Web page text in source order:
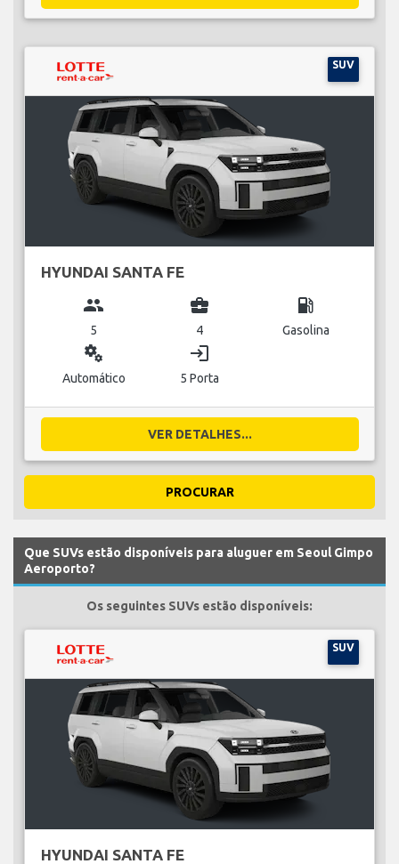
SUV
HYUNDAI SANTA FE
group
5
business_center
4
local_gas_station
Gasolina
miscellaneous_services
Automático
login
5 Porta
VER DETALHES...
PROCURAR
Que SUVs estão disponíveis para aluguer em Seoul Gimpo
Aeroporto?
Os seguintes SUVs estão disponíveis:
SUV
HYUNDAI SANTA FE